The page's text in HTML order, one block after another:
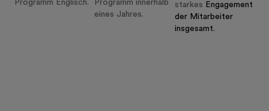
eines Jahres.
starkes Engagement
der Mitarbeiter
insgesamt.